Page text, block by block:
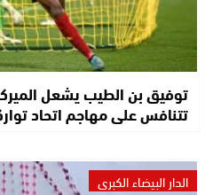
توفيق بن الطيب يشعل
تتنافس على مهاجم اتحاد
الدار البيضاء الكبرى